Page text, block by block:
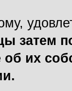
затем
об их